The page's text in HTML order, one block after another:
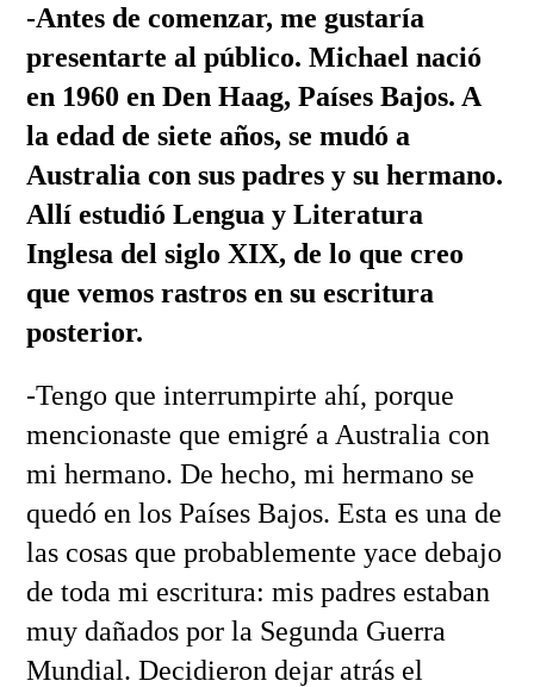
-Antes de comenzar, me gustaría
presentarte al público. Michael nació
en 1960 en Den Haag, Países Bajos. A
la edad de siete años, se mudó a
Australia con sus padres y su hermano.
Allí estudió Lengua y Literatura
Inglesa del siglo XIX, de lo que creo
que vemos rastros en su escritura
posterior.
-Tengo que interrumpirte ahí, porque
mencionaste que emigré a Australia con
mi hermano. De hecho, mi hermano se
quedó en los Países Bajos. Esta es una de
las cosas que probablemente yace debajo
de toda mi escritura: mis padres estaban
muy dañados por la Segunda Guerra
Mundial. Decidieron dejar atrás el